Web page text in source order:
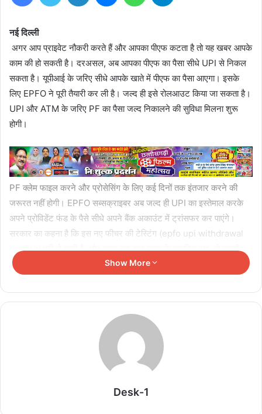
नई दिल्ली
अगर आप प्राइवेट नौकरी करते हैं और आपका पीएफ कटता है तो यह खबर आपके
काम की हो सकती है। दरअसल, अब आपका पीएफ का पैसा सीधे UPI से निकल
सकता है। यूपीआई के जरिए सीधे आपके खाते में पीएफ का पैसा आएगा। इसके
लिए EPFO ने पूरी तैयारी कर ली है। जल्द ही इसे रोलआउट किया जा सकता है।
UPI और ATM के जरिए PF का पैसा जल्द निकालने की सुविधा मिलना शुरू
होगी।
PF क्लेम फाइल करने और प्रोसेसिंग के लिए कई दिनों तक इंतजार करने की
जरूरत नहीं होगी। EPFO सब्सक्राइबर अब जल्द ही UPI का इस्तेमाल करके
अपने प्रोविडेंट फंड के पैसे सीधे अपने बैंक अकाउंट में ट्रांसफर कर पाएंगे।
सरकार का कहना है कि इस नए फीचर की टेस्टिंग (epfo upi withdrawal
testing) पूरी हो चुकी है, और अगर सब कुछ प्लान के मुताबिक रहा, तो लाखों
कर्मचारी जल्द ही अपने फोन पर बस कुछ ही स्टेप फॉलो करके अपनी EPF बचत
है तो इसका प्रोसेस क्या होगा। इस आर्टिकल में हम आपको स्टेप बॉय स्टेप बताएंगे
कि ये प्रोसेस कैसे काम करेगा।
Show More
Desk-1